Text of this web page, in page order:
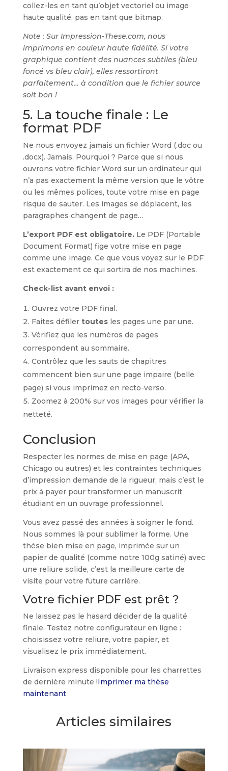
collez-les en tant qu’objet vectoriel ou image
haute qualité, pas en tant que bitmap.
Note : Sur Impression-These.com, nous
imprimons en couleur haute fidélité. Si votre
graphique contient des nuances subtiles (bleu
foncé vs bleu clair), elles ressortiront
parfaitement… à condition que le fichier source
soit bon !
5. La touche finale : Le
format PDF
Ne nous envoyez jamais un fichier Word (.doc ou
.docx). Jamais. Pourquoi ? Parce que si nous
ouvrons votre fichier Word sur un ordinateur qui
n’a pas exactement la même version que le vôtre
ou les mêmes polices, toute votre mise en page
risque de sauter. Les images se déplacent, les
paragraphes changent de page…
L’export PDF est obligatoire.Le PDF (Portable
Document Format) fige votre mise en page
comme une image. Ce que vous voyez sur le PDF
est exactement ce qui sortira de nos machines.
Check-list avant envoi :
Ouvrez votre PDF final.
Faites défiler toutesles pages une par une.
Vérifiez que les numéros de pages
correspondent au sommaire.
Contrôlez que les sauts de chapitres
commencent bien sur une page impaire (belle
page) si vous imprimez en recto-verso.
Zoomez à 200% sur vos images pour vérifier la
netteté.
Conclusion
Respecter les normes de mise en page (APA,
Chicago ou autres) et les contraintes techniques
d’impression demande de la rigueur, mais c’est le
prix à payer pour transformer un manuscrit
étudiant en un ouvrage professionnel.
Vous avez passé des années à soigner le fond.
Nous sommes là pour sublimer la forme. Une
thèse bien mise en page, imprimée sur un
papier de qualité (comme notre 100g satiné) avec
une reliure solide, c’est la meilleure carte de
visite pour votre future carrière.
Votre fichier PDF est prêt ?
Ne laissez pas le hasard décider de la qualité
finale. Testez notre configurateur en ligne :
choisissez votre reliure, votre papier, et
visualisez le prix immédiatement.
Livraison express disponible pour les charrettes
de dernière minute !Imprimer ma thèse
maintenant
Articles similaires